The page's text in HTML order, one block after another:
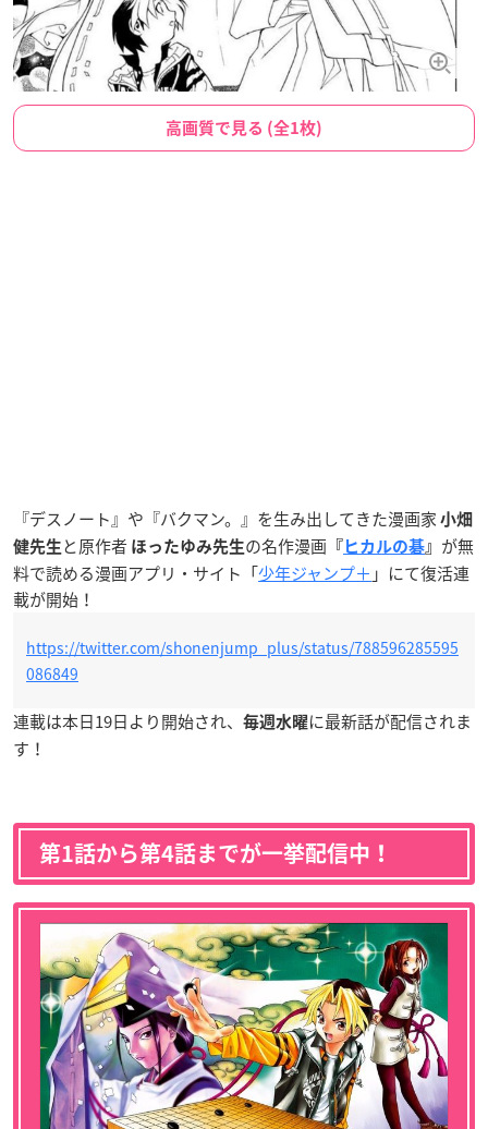
高画質で見る (全1枚)
『デスノート』や『バクマン。』を生み出してきた漫画家 小畑
健先生 と原作者 ほったゆみ先生の名作漫画 『 ヒカルの碁 』 が無
料で読める漫画アプリ・サイト「少年ジャンプ＋ 」にて復活連
載が開始！
https://twitter.com/shonenjump_plus/status/788596285595
086849
連載は本日19日より開始され、 毎週水曜に最新話が配信されま
す！
第1話から第4話までが一挙配信中！